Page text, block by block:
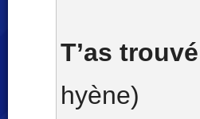
T’as
hyène)